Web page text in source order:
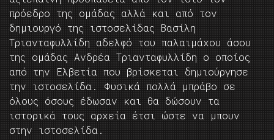
πρόεδρο της ομάδας αλλά και από τον
δημιουργό της ιστοσελίδας Βασίλη
Τριανταφυλλίδη αδελφό του παλαιμάχου άσου
της ομάδας Ανδρέα Τριανταφυλλίδη ο οποίος
από την Ελβετία που βρίσκεται δημιούργησε
την ιστοσελίδα. Φυσικά πολλά μπράβο σε
όλους όσους έδωσαν και θα δώσουν τα
ιστορικά τους αρχεία έτσι ώστε να μπουν
στην ιστοσελίδα.